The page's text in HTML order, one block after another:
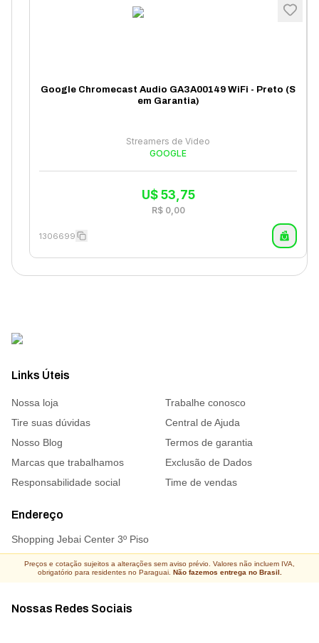
Google Chromecast Audio GA3A00149 WiFi - Preto (S
em Garantia)
Streamers de Video
GOOGLE
U$ 53,75
R$ 0,00
1306699
Links Úteis
Nossa loja
Trabalhe conosco
Tire suas dúvidas
Central de Ajuda
Nosso Blog
Termos de garantia
Marcas que trabalhamos
Exclusão de Dados
Responsabilidade social
Time de vendas
Endereço
Shopping Jebai Center 3º Piso
Nossas Redes Sociais
Preços e cotação sujeitos a alterações sem aviso prévio. Valores não incluem IVA,
obrigatório para residentes no Paraguai. Não fazemos entrega no Brasil.